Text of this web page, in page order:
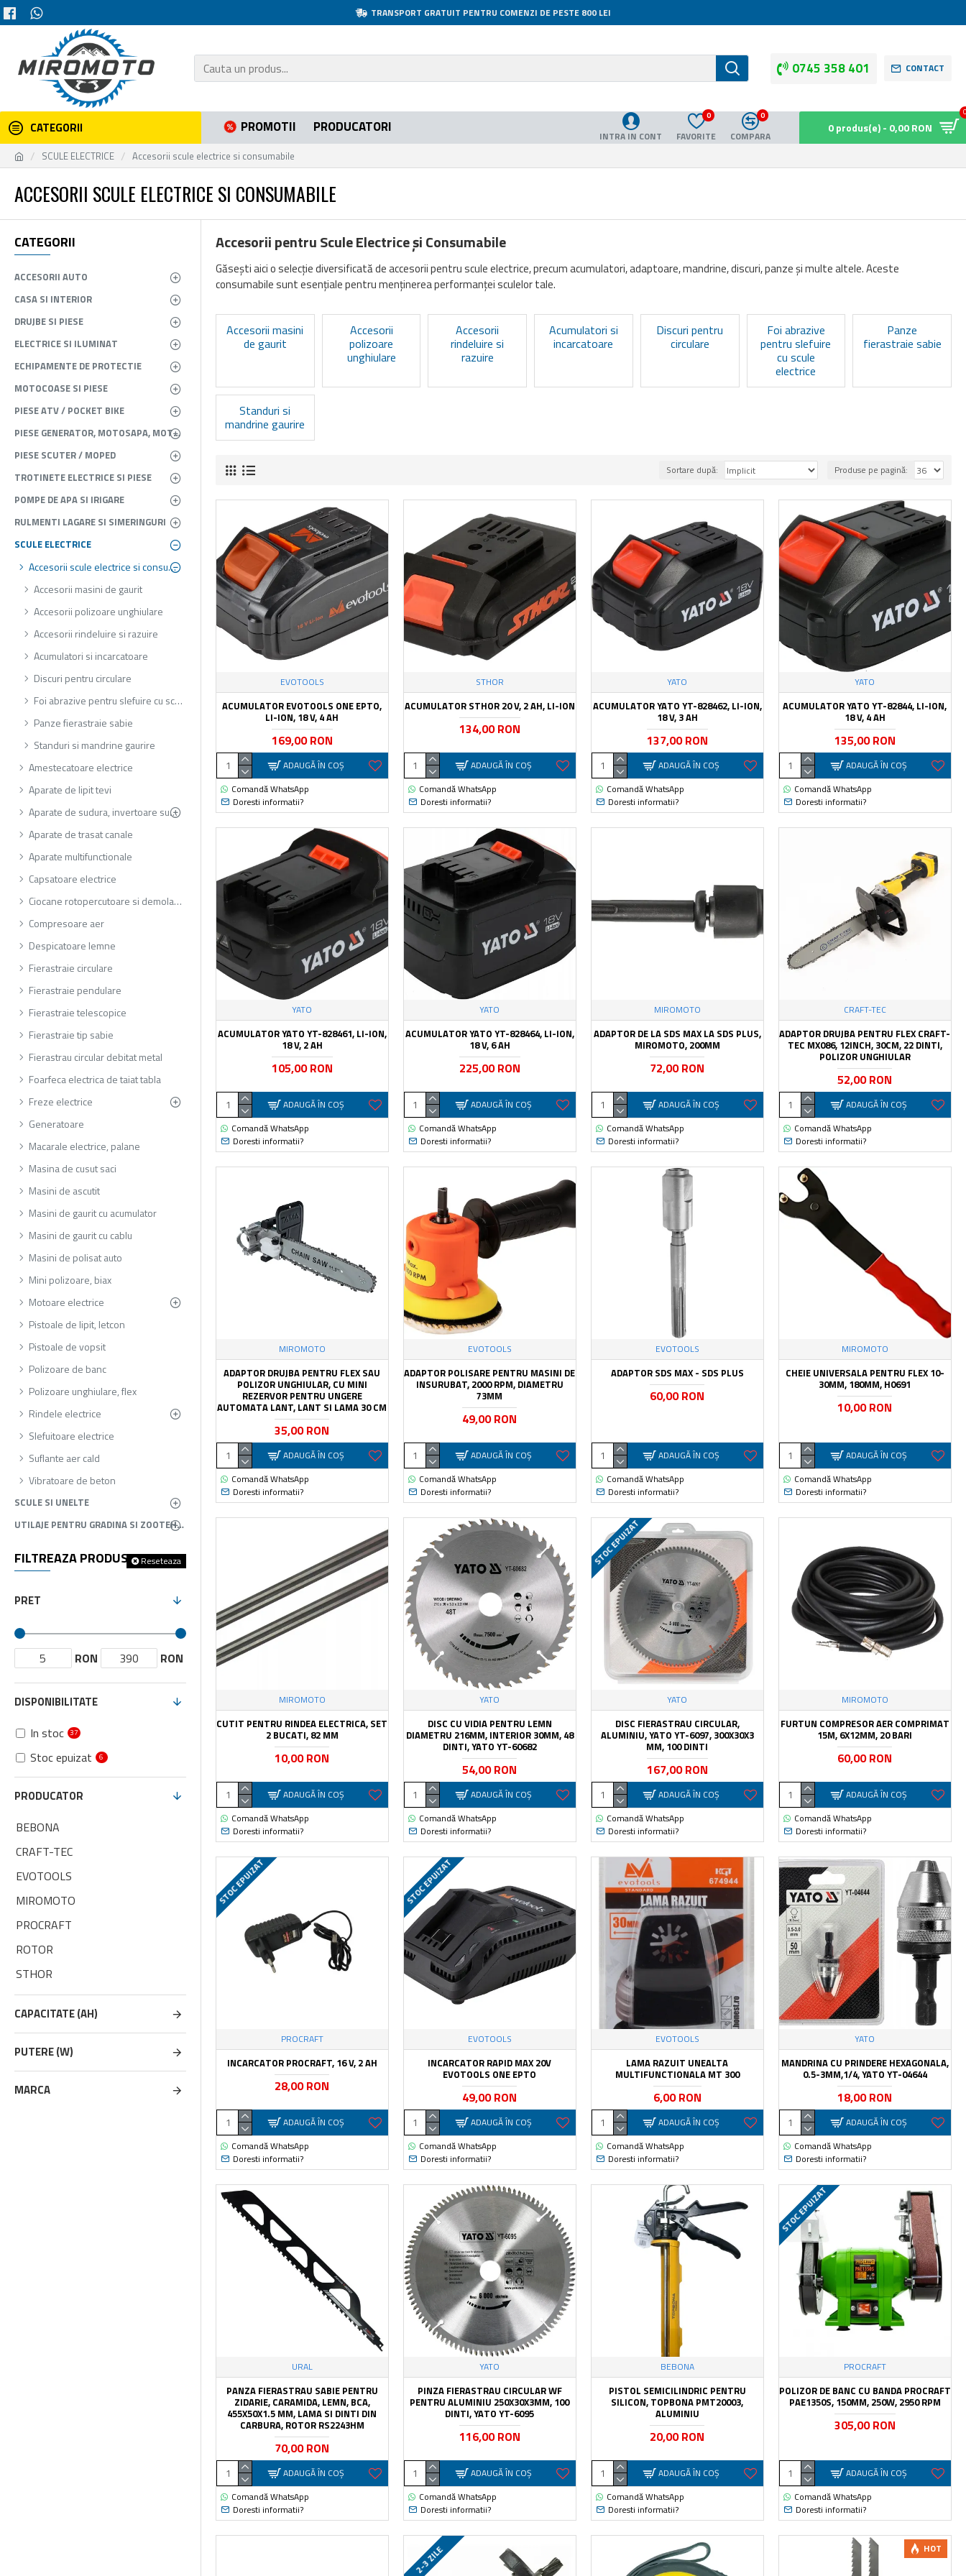
TRANSPORT GRATUIT PENTRU COMENZI DE PESTE 800 LEI
0745 358 401 CONTACT
CATEGORII PROMOTII PRODUCATORI
INTRA IN CONT FAVORITE
0
COMPARA
0
0 produs(e) - 0,00 RON
SCULE ELECTRICE Accesorii scule electrice si consumabile
ACCESORII SCULE ELECTRICE SI CONSUMABILE
CATEGORII
ACCESORII AUTO
CASA SI INTERIOR
DRUJBE SI PIESE
ELECTRICE SI ILUMINAT
ECHIPAMENTE DE PROTECTIE
MOTOCOASE SI PIESE
PIESE ATV / POCKET BIKE
PIESE GENERATOR, MOTOSAPA, MOTOPOMPA, ATOMIZOR
PIESE SCUTER / MOPED
TROTINETE ELECTRICE SI PIESE
POMPE DE APA SI IRIGARE
RULMENTI LAGARE SI SIMERINGURI
SCULE ELECTRICE
Accesorii scule electrice si consumabile
Accesorii masini de gaurit
Accesorii polizoare unghiulare
Accesorii rindeluire si razuire
Acumulatori si incarcatoare
Discuri pentru circulare
Foi abrazive pentru slefuire cu scule electrice
Panze fierastraie sabie
Standuri si mandrine gaurire
Amestecatoare electrice
Aparate de lipit tevi
Aparate de sudura, invertoare sudura
Aparate de trasat canale
Aparate multifunctionale
Capsatoare electrice
Ciocane rotopercutoare si demolatoare
Compresoare aer
Despicatoare lemne
Fierastraie circulare
Fierastraie pendulare
Fierastraie telescopice
Fierastraie tip sabie
Fierastrau circular debitat metal
Foarfeca electrica de taiat tabla
Freze electrice
Generatoare
Macarale electrice, palane
Masina de cusut saci
Masini de ascutit
Masini de gaurit cu acumulator
Masini de gaurit cu cablu
Masini de polisat auto
Mini polizoare, biax
Motoare electrice
Pistoale de lipit, letcon
Pistoale de vopsit
Polizoare de banc
Polizoare unghiulare, flex
Rindele electrice
Slefuitoare electrice
Suflante aer cald
Vibratoare de beton
SCULE SI UNELTE
UTILAJE PENTRU GRADINA SI ZOOTEHNIE
FILTREAZA PRODUSELEReseteaza
PRET
RON RON
PRODUCATOR
BEBONA
CRAFT-TEC
EVOTOOLS
MIROMOTO
PROCRAFT
ROTOR
STHOR
URAL
VOREL
YATO
CAPACITATE (AH)
PUTERE (W)
MARCA
DISPONIBILITATE
In stoc 37
Stoc epuizat 6
Accesorii pentru Scule Electrice și Consumabile
Găsești aici o selecție diversificată de accesorii pentru scule electrice, precum acumulatori, adaptoare, mandrine, discuri, panze și multe altele. Aceste
consumabile sunt esențiale pentru menținerea performanței sculelor tale.
Accesorii masini
de gaurit
Accesorii
polizoare
unghiulare
Accesorii
rindeluire si
razuire
Acumulatori si
incarcatoare
Discuri pentru
circulare
Foi abrazive
pentru slefuire
cu scule
electrice
Panze
fierastraie sabie
Standuri si
mandrine gaurire
Sortare după: Produse pe pagină:
EVOTOOLS
ACUMULATOR EVOTOOLS ONE EPTO,
LI-ION, 18 V, 4 AH
169,00 RON
ADAUGĂ ÎN COŞ
Comandă WhatsApp
Doresti informatii?
STHOR
ACUMULATOR STHOR 20 V, 2 AH, LI-ION
134,00 RON
ADAUGĂ ÎN COŞ
Comandă WhatsApp
Doresti informatii?
YATO
ACUMULATOR YATO YT-828462, LI-ION,
18 V, 3 AH
137,00 RON
ADAUGĂ ÎN COŞ
Comandă WhatsApp
Doresti informatii?
YATO
ACUMULATOR YATO YT-82844, LI-ION,
18 V, 4 AH
135,00 RON
ADAUGĂ ÎN COŞ
Comandă WhatsApp
Doresti informatii?
YATO
ACUMULATOR YATO YT-828461, LI-ION,
18 V, 2 AH
105,00 RON
ADAUGĂ ÎN COŞ
Comandă WhatsApp
Doresti informatii?
YATO
ACUMULATOR YATO YT-828464, LI-ION,
18 V, 6 AH
225,00 RON
ADAUGĂ ÎN COŞ
Comandă WhatsApp
Doresti informatii?
MIROMOTO
ADAPTOR DE LA SDS MAX LA SDS PLUS,
MIROMOTO, 200MM
72,00 RON
ADAUGĂ ÎN COŞ
Comandă WhatsApp
Doresti informatii?
CRAFT-TEC
ADAPTOR DRUJBA PENTRU FLEX CRAFT-
TEC MX086, 12INCH, 30CM, 22 DINTI,
POLIZOR UNGHIULAR
52,00 RON
ADAUGĂ ÎN COŞ
Comandă WhatsApp
Doresti informatii?
MIROMOTO
ADAPTOR DRUJBA PENTRU FLEX SAU
POLIZOR UNGHIULAR, CU MINI
REZERVOR PENTRU UNGERE
AUTOMATA LANT, LANT SI LAMA 30 CM
35,00 RON
ADAUGĂ ÎN COŞ
Comandă WhatsApp
Doresti informatii?
EVOTOOLS
ADAPTOR POLISARE PENTRU MASINI DE
INSURUBAT, 2000 RPM, DIAMETRU
73MM
49,00 RON
ADAUGĂ ÎN COŞ
Comandă WhatsApp
Doresti informatii?
EVOTOOLS
ADAPTOR SDS MAX - SDS PLUS
60,00 RON
ADAUGĂ ÎN COŞ
Comandă WhatsApp
Doresti informatii?
MIROMOTO
CHEIE UNIVERSALA PENTRU FLEX 10-
30MM, 180MM, H0691
10,00 RON
ADAUGĂ ÎN COŞ
Comandă WhatsApp
Doresti informatii?
MIROMOTO
CUTIT PENTRU RINDEA ELECTRICA, SET
2 BUCATI, 82 MM
10,00 RON
ADAUGĂ ÎN COŞ
Comandă WhatsApp
Doresti informatii?
YATO
DISC CU VIDIA PENTRU LEMN
DIAMETRU 216MM, INTERIOR 30MM, 48
DINTI, YATO YT-60682
54,00 RON
ADAUGĂ ÎN COŞ
Comandă WhatsApp
Doresti informatii?
STOC EPUIZAT
YATO
DISC FIERASTRAU CIRCULAR,
ALUMINIU, YATO YT-6097, 300X30X3
MM, 100 DINTI
167,00 RON
ADAUGĂ ÎN COŞ
Comandă WhatsApp
Doresti informatii?
MIROMOTO
FURTUN COMPRESOR AER COMPRIMAT
15M, 6X12MM, 20 BARI
60,00 RON
ADAUGĂ ÎN COŞ
Comandă WhatsApp
Doresti informatii?
STOC EPUIZAT
PROCRAFT
INCARCATOR PROCRAFT, 16 V, 2 AH
28,00 RON
ADAUGĂ ÎN COŞ
Comandă WhatsApp
Doresti informatii?
STOC EPUIZAT
EVOTOOLS
INCARCATOR RAPID MAX 20V
EVOTOOLS ONE EPTO
49,00 RON
ADAUGĂ ÎN COŞ
Comandă WhatsApp
Doresti informatii?
EVOTOOLS
LAMA RAZUIT UNEALTA
MULTIFUNCTIONALA MT 300
6,00 RON
ADAUGĂ ÎN COŞ
Comandă WhatsApp
Doresti informatii?
YATO
MANDRINA CU PRINDERE HEXAGONALA,
0.5-3MM,1/4, YATO YT-04644
18,00 RON
ADAUGĂ ÎN COŞ
Comandă WhatsApp
Doresti informatii?
URAL
PANZA FIERASTRAU SABIE PENTRU
ZIDARIE, CARAMIDA, LEMN, BCA,
455X50X1.5 MM, LAMA SI DINTI DIN
CARBURA, ROTOR RS2243HM
70,00 RON
ADAUGĂ ÎN COŞ
Comandă WhatsApp
Doresti informatii?
YATO
PINZA FIERASTRAU CIRCULAR WF
PENTRU ALUMINIU 250X30X3MM, 100
DINTI, YATO YT-6095
116,00 RON
ADAUGĂ ÎN COŞ
Comandă WhatsApp
Doresti informatii?
BEBONA
PISTOL SEMICILINDRIC PENTRU
SILICON, TOPBONA PMT20003,
ALUMINIU
20,00 RON
ADAUGĂ ÎN COŞ
Comandă WhatsApp
Doresti informatii?
STOC EPUIZAT
PROCRAFT
POLIZOR DE BANC CU BANDA PROCRAFT
PAE1350S, 150MM, 250W, 2950 RPM
305,00 RON
ADAUGĂ ÎN COŞ
Comandă WhatsApp
Doresti informatii?
2-3 ZILE HOT